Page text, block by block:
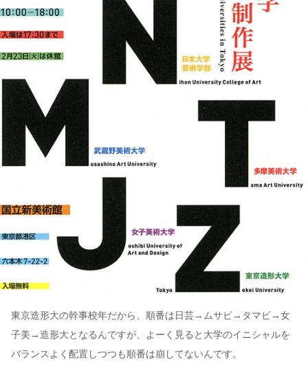
東京造形大の幹事校年だから、順番は日芸→ムサビ→タマビ→女
子美→造形大となるんですが、よーく見ると大学のイニシャルを
バランスよく配置しつつも順番は崩してないんです。